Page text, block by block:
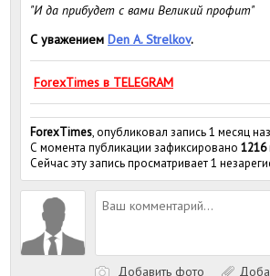
"И да прибудет с вами Великий профит"
С уважением Den A. Strelkov.
ForexTimes в TELEGRAM
ForexTimes, опубликовал запись 1 месяц
С момента публикации зафиксировано 1216
Сейчас эту запись просматривает 1
Добавить фото